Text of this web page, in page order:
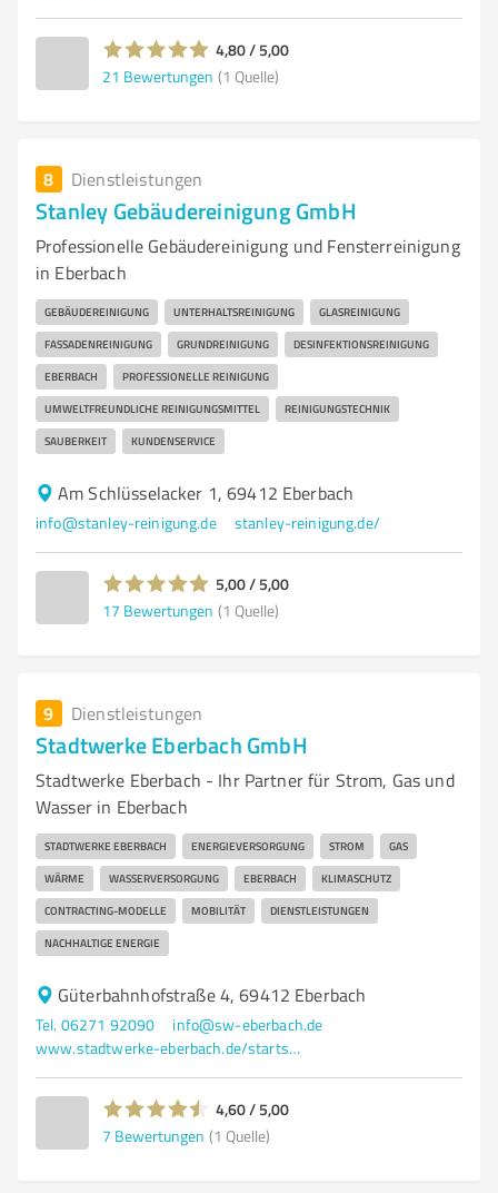
4,80 / 5,00
21 Bewertungen (1 Quelle)
8 Dienstleistungen
Stanley Gebäudereinigung GmbH
Professionelle Gebäudereinigung und Fensterreinigung
in Eberbach
GEBÄUDEREINIGUNG UNTERHALTSREINIGUNG GLASREINIGUNG
FASSADENREINIGUNG GRUNDREINIGUNG DESINFEKTIONSREINIGUNG
EBERBACH PROFESSIONELLE REINIGUNG
UMWELTFREUNDLICHE REINIGUNGSMITTEL REINIGUNGSTECHNIK
SAUBERKEIT KUNDENSERVICE
Am Schlüsselacker 1, 69412 Eberbach
info@stanley-reinigung.de stanley-reinigung.de/
5,00 / 5,00
17 Bewertungen (1 Quelle)
9 Dienstleistungen
Stadtwerke Eberbach GmbH
Stadtwerke Eberbach - Ihr Partner für Strom, Gas und
Wasser in Eberbach
STADTWERKE EBERBACH ENERGIEVERSORGUNG STROM GAS
WÄRME WASSERVERSORGUNG EBERBACH KLIMASCHUTZ
CONTRACTING-MODELLE MOBILITÄT DIENSTLEISTUNGEN
NACHHALTIGE ENERGIE
Güterbahnhofstraße 4, 69412 Eberbach
Tel. 06271 92090
info@sw-eberbach.de
www.stadtwerke-eberbach.de/startseite.html
4,60 / 5,00
7 Bewertungen (1 Quelle)